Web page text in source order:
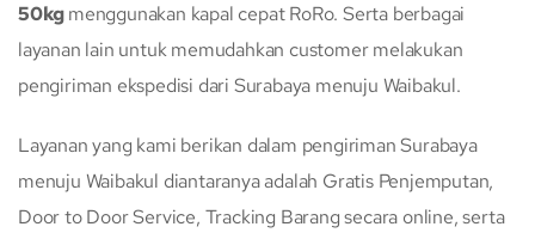
50kgmenggunakan kapal cepat RoRo. Serta berbagai
layanan lain untuk memudahkan customer melakukan
pengiriman ekspedisi dari Surabaya menuju Waibakul.
Layanan yang kami berikan dalam pengiriman Surabaya
menuju Waibakul diantaranya adalah Gratis Penjemputan,
Door to Door Service, Tracking Barang secara online, serta